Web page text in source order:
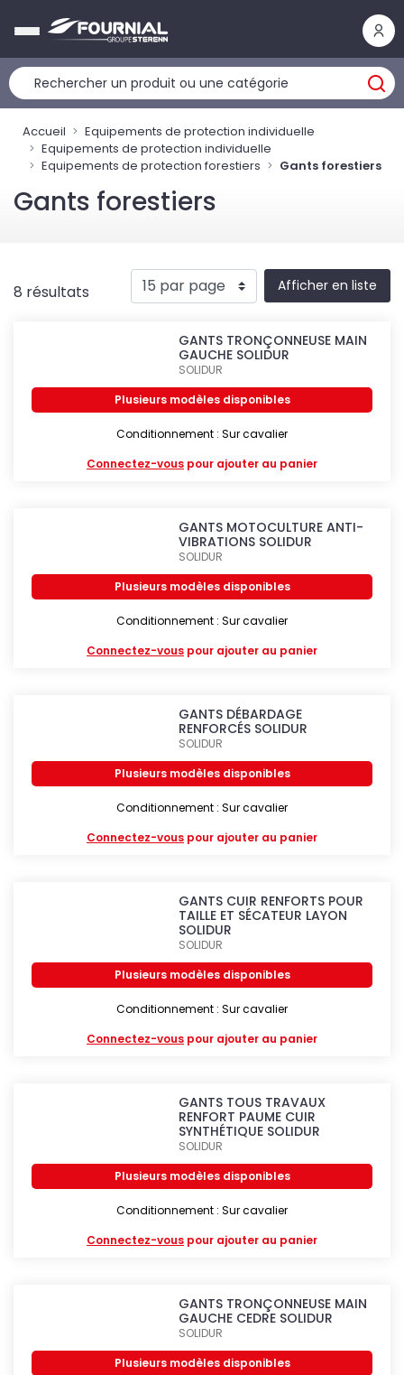
Accueil
Equipements de protection individuelle
Equipements de protection individuelle
Equipements de protection forestiers
Gants forestiers
Gants forestiers
8 résultats Afficher en liste
GANTS TRONÇONNEUSE MAIN
GAUCHE SOLIDUR
SOLIDUR
Plusieurs modèles disponibles
Conditionnement : Sur cavalier
Connectez-vous pour ajouter au panier
GANTS MOTOCULTURE ANTI-
VIBRATIONS SOLIDUR
SOLIDUR
Plusieurs modèles disponibles
Conditionnement : Sur cavalier
Connectez-vous pour ajouter au panier
GANTS DÉBARDAGE
RENFORCÉS SOLIDUR
SOLIDUR
Plusieurs modèles disponibles
Conditionnement : Sur cavalier
Connectez-vous pour ajouter au panier
GANTS CUIR RENFORTS POUR
TAILLE ET SÉCATEUR LAYON
SOLIDUR
SOLIDUR
Plusieurs modèles disponibles
Conditionnement : Sur cavalier
Connectez-vous pour ajouter au panier
GANTS TOUS TRAVAUX
RENFORT PAUME CUIR
SYNTHÉTIQUE SOLIDUR
SOLIDUR
Plusieurs modèles disponibles
Conditionnement : Sur cavalier
Connectez-vous pour ajouter au panier
GANTS TRONÇONNEUSE MAIN
GAUCHE CEDRE SOLIDUR
SOLIDUR
Plusieurs modèles disponibles